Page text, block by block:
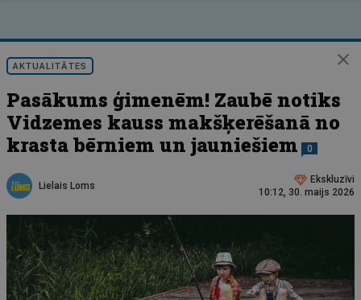
AKTUALITĀTES
Pasākums ģimenēm! Zaubē notiks
Vidzemes kauss makšķerēšanā no
krasta bērniem un jauniešiem
0
Lielais Loms
Ekskluzīvi
10:12, 30. maijs 2026